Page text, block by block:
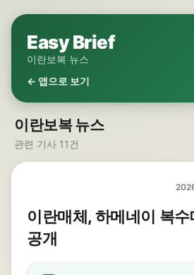
Easy Brief
이란보복 뉴스
← 앱으로 보기
이란보복 뉴스
관련 기사 11건
이란매체, 하메네이 복
공개